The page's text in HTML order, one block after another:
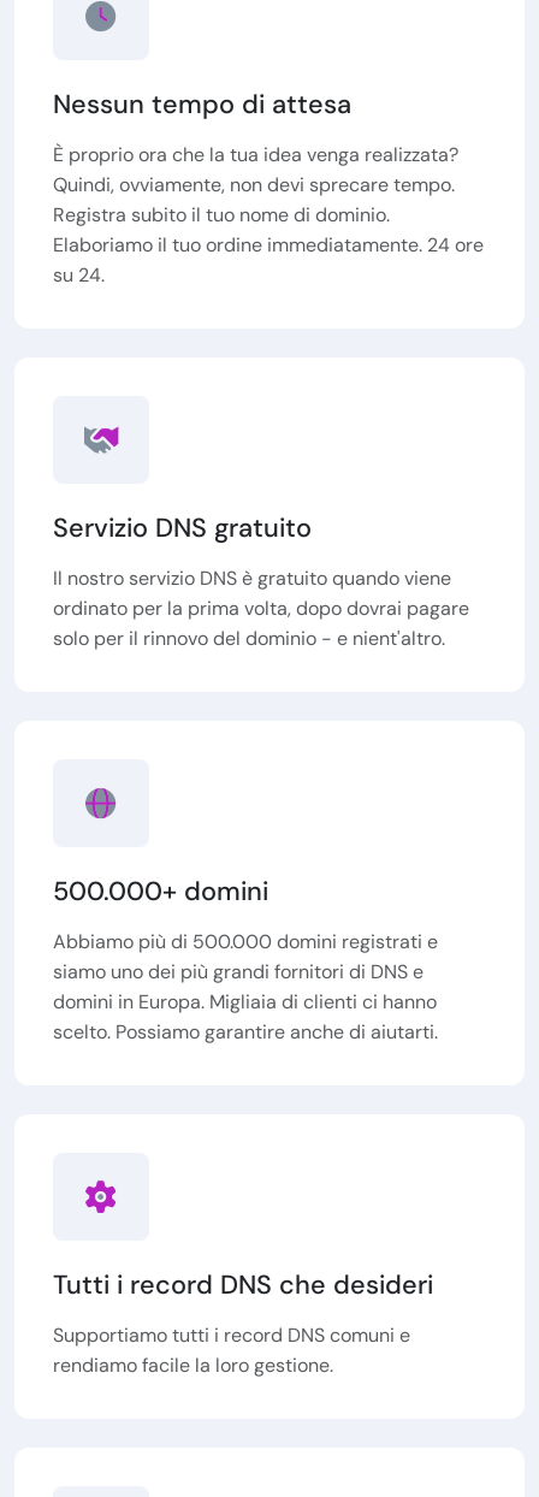
Nessun tempo di attesa
È proprio ora che la tua idea venga realizzata?
Quindi, ovviamente, non devi sprecare tempo.
Registra subito il tuo nome di dominio.
Elaboriamo il tuo ordine immediatamente. 24 ore
su 24.
Servizio DNS gratuito
Il nostro servizio DNS è gratuito quando viene
ordinato per la prima volta, dopo dovrai pagare
solo per il rinnovo del dominio - e nient'altro.
500.000+ domini
Abbiamo più di 500.000 domini registrati e
siamo uno dei più grandi fornitori di DNS e
domini in Europa. Migliaia di clienti ci hanno
scelto. Possiamo garantire anche di aiutarti.
Tutti i record DNS che desideri
Supportiamo tutti i record DNS comuni e
rendiamo facile la loro gestione.